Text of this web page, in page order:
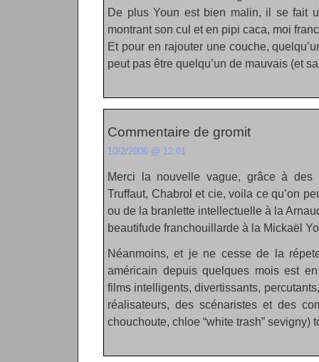
De plus Youn est bien malin, il se fait
montrant son cul et en pipi caca, moi
Et pour en rajouter une couche,
peut pas être quelqu’un de mauvais (et
Commentaire de gromit
10/2/2006 @ 12:01
Merci la nouvelle vague, grâce à des
Truffaut, Chabrol et cie, voila ce qu’on
ou de la branlette intellectuelle à la
beautifude franchouillarde à la Mickaël
Néanmoins, et je ne cesse de la
américain depuis quelques mois est
films intelligents, divertissants,
réalisateurs, des scénaristes et des
chouchoute, chloe “white trash” sevigny)